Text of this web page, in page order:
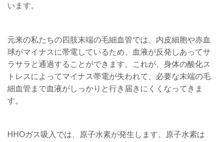
います。
元来の私たちの四肢末端の毛細血管では、内皮細胞や赤血
球がマイナスに帯電しているため、血液が反発しあってサ
ラサラと通過することができます。これが、身体の酸化ス
トレスによってマイナス帯電が失われて、必要な末端の毛
細血管まで血液がしっかりと行き届きにくくなってきま
す。
HHOガス吸入では、原子水素が発生します。原子水素は